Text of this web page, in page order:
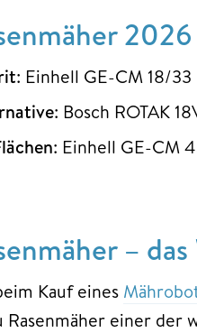
: Einhell GE-CM 18/33
: Bosch ROTAK
: Einhell GE-CM
–
Kauf eines
Rasenmäher einer